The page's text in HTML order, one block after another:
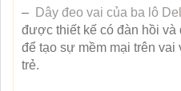
– Dây đeo vai của ba lô
được thiết kế có đàn hồi
để tạo sự mềm mại trên
trẻ.